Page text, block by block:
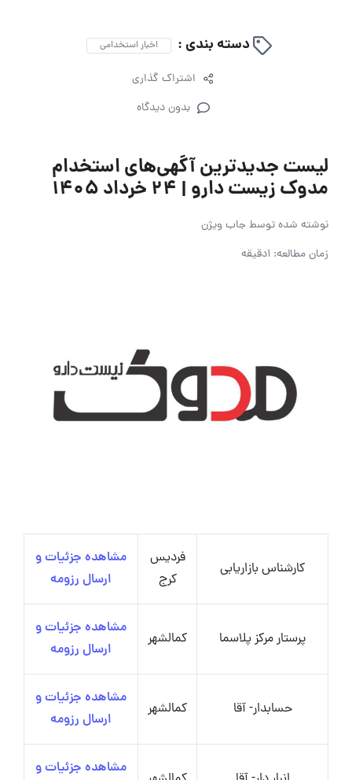
دسته بندی : اخبار استخدامی
اشتراک گذاری
بدون دیدگاه
لیست جدیدترین آگهی‌های استخدام
مدوک زیست دارو | ۲۴ خرداد ۱۴۰۵
نوشته شده توسطجاب ویژن
زمان مطالعه: 1دقیقه
کارشناس بازاریابی
فردیس
کرج
مشاهده جزئیات و
ارسال رزومه
پرستار مرکز پلاسما کمالشهر
مشاهده جزئیات و
ارسال رزومه
حسابدار- آقا کمالشهر
مشاهده جزئیات و
ارسال رزومه
مشاهده جزئیات و